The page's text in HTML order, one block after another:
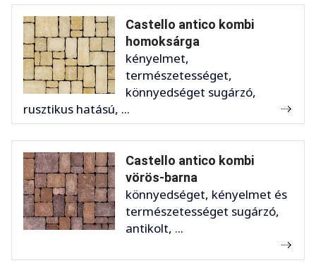
Castello antico kombi
homoksárga
kényelmet,
természetességet,
könnyedséget sugárzó,
rusztikus hatású, ...
Castello antico kombi
vörös-barna
könnyedséget, kényelmet és
természetességet sugárzó,
antikolt, ...